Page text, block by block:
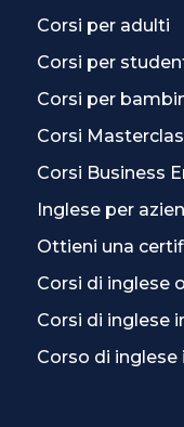
Corsi per adulti
Corsi per
Corsi per
Corsi
Corsi Business
Inglese per
Ottieni una
Corsi di inglese
Corsi di inglese
Corso di inglese